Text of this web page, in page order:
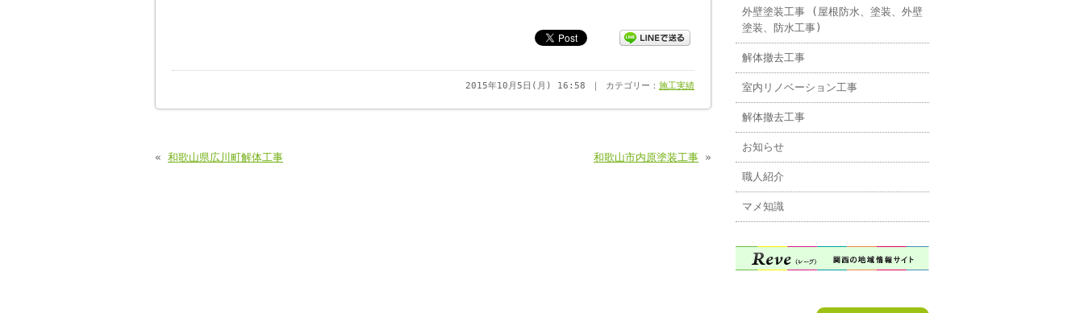
2015年10月5日(月) 16:58 ｜ カテゴリー： 施工実績
« 和歌山県広川町解体工事 和歌山市内原塗装工事 »
外壁塗装工事 (屋根防水、塗装、外壁
塗装、防水工事)
解体撤去工事
室内リノベーション工事
解体撤去工事
お知らせ
職人紹介
マメ知識